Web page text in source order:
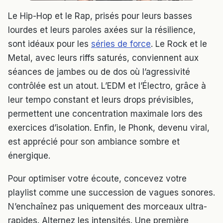
Le Hip-Hop et le Rap, prisés pour leurs basses
lourdes et leurs paroles axées sur la résilience,
sont idéaux pour les séries de force. Le Rock et le
Metal, avec leurs riffs saturés, conviennent aux
séances de jambes ou de dos où l’agressivité
contrôlée est un atout. L’EDM et l’Électro, grâce à
leur tempo constant et leurs drops prévisibles,
permettent une concentration maximale lors des
exercices d’isolation. Enfin, le Phonk, devenu viral,
est apprécié pour son ambiance sombre et
énergique.
Pour optimiser votre écoute, concevez votre
playlist comme une succession de vagues sonores.
N’enchaînez pas uniquement des morceaux ultra-
rapides. Alternez les intensités. Une première